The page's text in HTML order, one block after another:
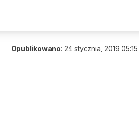
Opublikowano: 24 stycznia, 2019 05:15